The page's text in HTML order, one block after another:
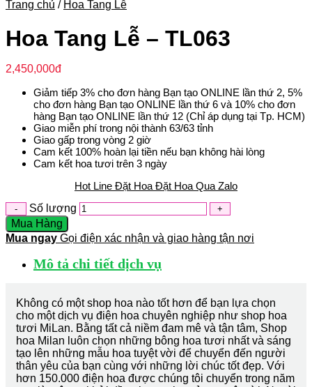
Trang chủ / Hoa Tang Lễ
Hoa Tang Lễ – TL063
2,450,000đ
Giảm tiếp 3% cho đơn hàng Bạn tạo ONLINE lần thứ 2, 5%
cho đơn hàng Bạn tạo ONLINE lần thứ 6 và 10% cho đơn
hàng Bạn tạo ONLINE lần thứ 12 (Chỉ áp dụng tại Tp. HCM)
Giao miễn phí trong nội thành 63/63 tỉnh
Giao gấp trong vòng 2 giờ
Cam kết 100% hoàn lại tiền nếu bạn không hài lòng
Cam kết hoa tươi trên 3 ngày
Hot Line Đặt Hoa Đặt Hoa Qua Zalo
Số lượng
Mua Hàng
Mua ngay Gọi điện xác nhận và giao hàng tận nơi
Mô tả chi tiết dịch vụ
Không có một shop hoa nào tốt hơn để bạn lựa chọn
cho một dịch vụ điện hoa chuyên nghiệp như shop hoa
tươi MiLan. Bằng tất cả niềm đam mê và tận tâm, Shop
hoa Milan luôn chọn những bông hoa tươi nhất và sáng
tạo lên những mẫu hoa tuyệt vời để chuyển đến người
thân yêu của bạn cùng với những lời chúc tốt đẹp. Với
hơn 150.000 điện hoa được chúng tôi chuyển trong năm